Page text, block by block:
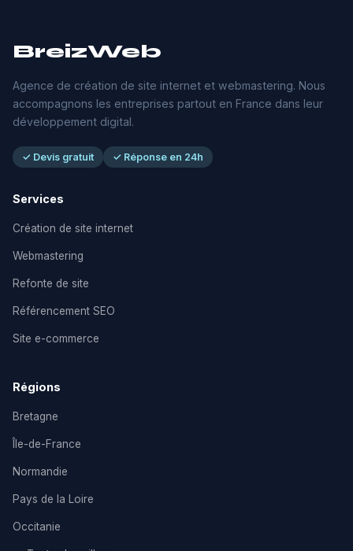
BreizWeb
Agence de création de site internet et webmastering. Nous
accompagnons les entreprises partout en France dans leur
développement digital.
✓ Devis gratuit ✓ Réponse en 24h
Services
Création de site internet
Webmastering
Refonte de site
Référencement SEO
Site e-commerce
Régions
Bretagne
Île-de-France
Normandie
Pays de la Loire
Occitanie